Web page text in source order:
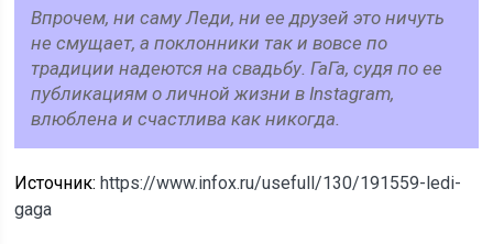
Впрочем, ни саму Леди, ни ее друзей это ничуть
не смущает, а поклонники так и вовсе по
традиции надеются на свадьбу. ГаГа, судя по ее
публикациям о личной жизни в Instagram,
влюблена и счастлива как никогда.
Источник:https://www.infox.ru/usefull/130/191559-ledi-
gaga